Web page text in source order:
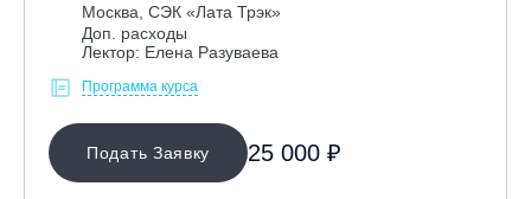
МЕСТО ПРОВЕДЕНИЯ
Байкальск, ГЛЦ «Гора Соболиная»
Москва, СЭК «Лата Трэк»
Доп. расходы
Лектор: Елена Разуваева
Программа курса
Подать Заявку 25 000 ₽